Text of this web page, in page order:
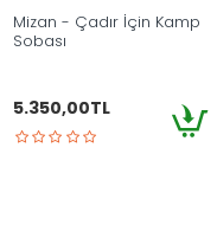
Mizan - Çadır İçin Kamp
Sobası
5.350,00TL